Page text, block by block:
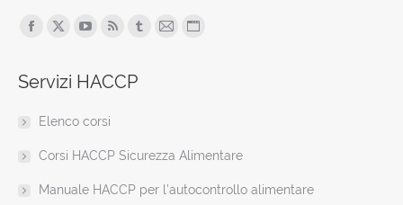
Find us on:
opens
new
window
opens
new
window
opens
new
window
opens
windowwindowwindow
new
Servizi HACCP
Elenco corsi
Corsi HACCP Sicurezza Alimentare
Manuale HACCP per l’autocontrollo alimentare